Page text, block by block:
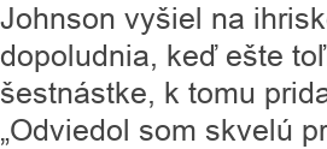
Johnson vyšiel na
dopoludnia, keď ešte
šestnástke, k tomu
„Odviedol som skvelú